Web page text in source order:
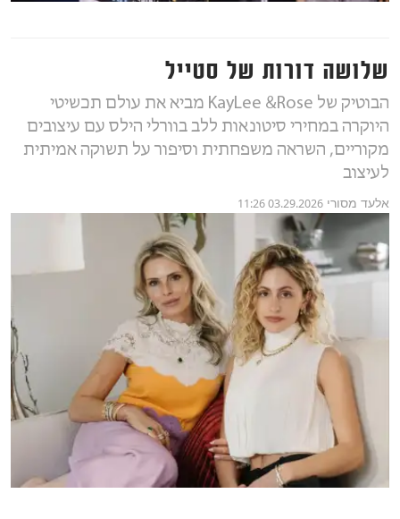
שלושה דורות של סטייל
הבוטיק של KayLee &Rose מביא את עולם תכשיטי
היוקרה במחירי סיטונאות ללב בוורלי הילס עם עיצובים
מקוריים, השראה משפחתית וסיפור על תשוקה אמיתית
לעיצוב
אלעד מסורי 03.29.2026 11:26